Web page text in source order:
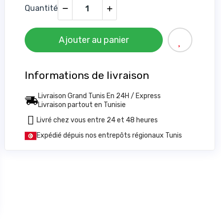
Quantité
Ajouter au panier
Informations de livraison
Livraison Grand Tunis En 24H / Express
Livraison partout en Tunisie
Expédié dépuis nos entrepôts régionaux Tunis
Livré chez vous entre 24 et 48 heures